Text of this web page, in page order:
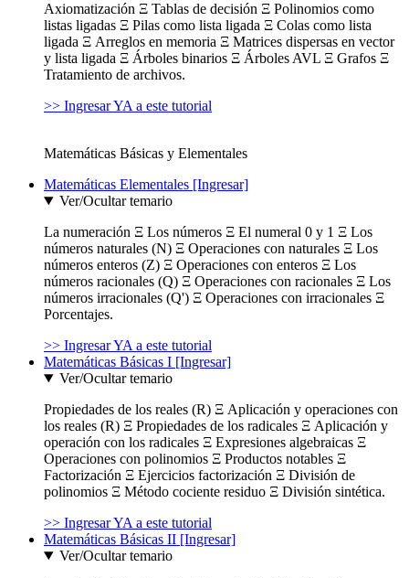
Axiomatización Ξ Tablas de decisión Ξ Polinomios como
listas ligadas Ξ Pilas como lista ligada Ξ Colas como lista
ligada Ξ Arreglos en memoria Ξ Matrices dispersas en vector
y lista ligada Ξ Árboles binarios Ξ Árboles AVL Ξ Grafos Ξ
Tratamiento de archivos.
>> Ingresar YA a este tutorial
Matemáticas Básicas y Elementales
Matemáticas Elementales [Ingresar]
Ver/Ocultar temario
La numeración Ξ Los números Ξ El numeral 0 y 1 Ξ Los
números naturales (N) Ξ Operaciones con naturales Ξ Los
números enteros (Z) Ξ Operaciones con enteros Ξ Los
números racionales (Q) Ξ Operaciones con racionales Ξ Los
números irracionales (Q') Ξ Operaciones con irracionales Ξ
Porcentajes.
>> Ingresar YA a este tutorial
Matemáticas Básicas I [Ingresar]
Ver/Ocultar temario
Propiedades de los reales (R) Ξ Aplicación y operaciones con
los reales (R) Ξ Propiedades de los radicales Ξ Aplicación y
operación con los radicales Ξ Expresiones algebraicas Ξ
Operaciones con polinomios Ξ Productos notables Ξ
Factorización Ξ Ejercicios factorización Ξ División de
polinomios Ξ Método cociente residuo Ξ División sintética.
>> Ingresar YA a este tutorial
Matemáticas Básicas II [Ingresar]
Ver/Ocultar temario